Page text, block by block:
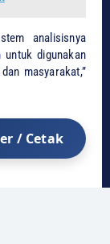
analisisnya
untuk digunakan
masyarakat,”
/ Cetak